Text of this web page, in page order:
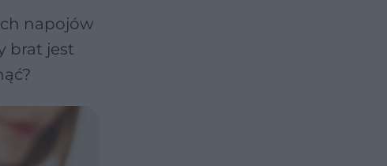
napojów
brat jest